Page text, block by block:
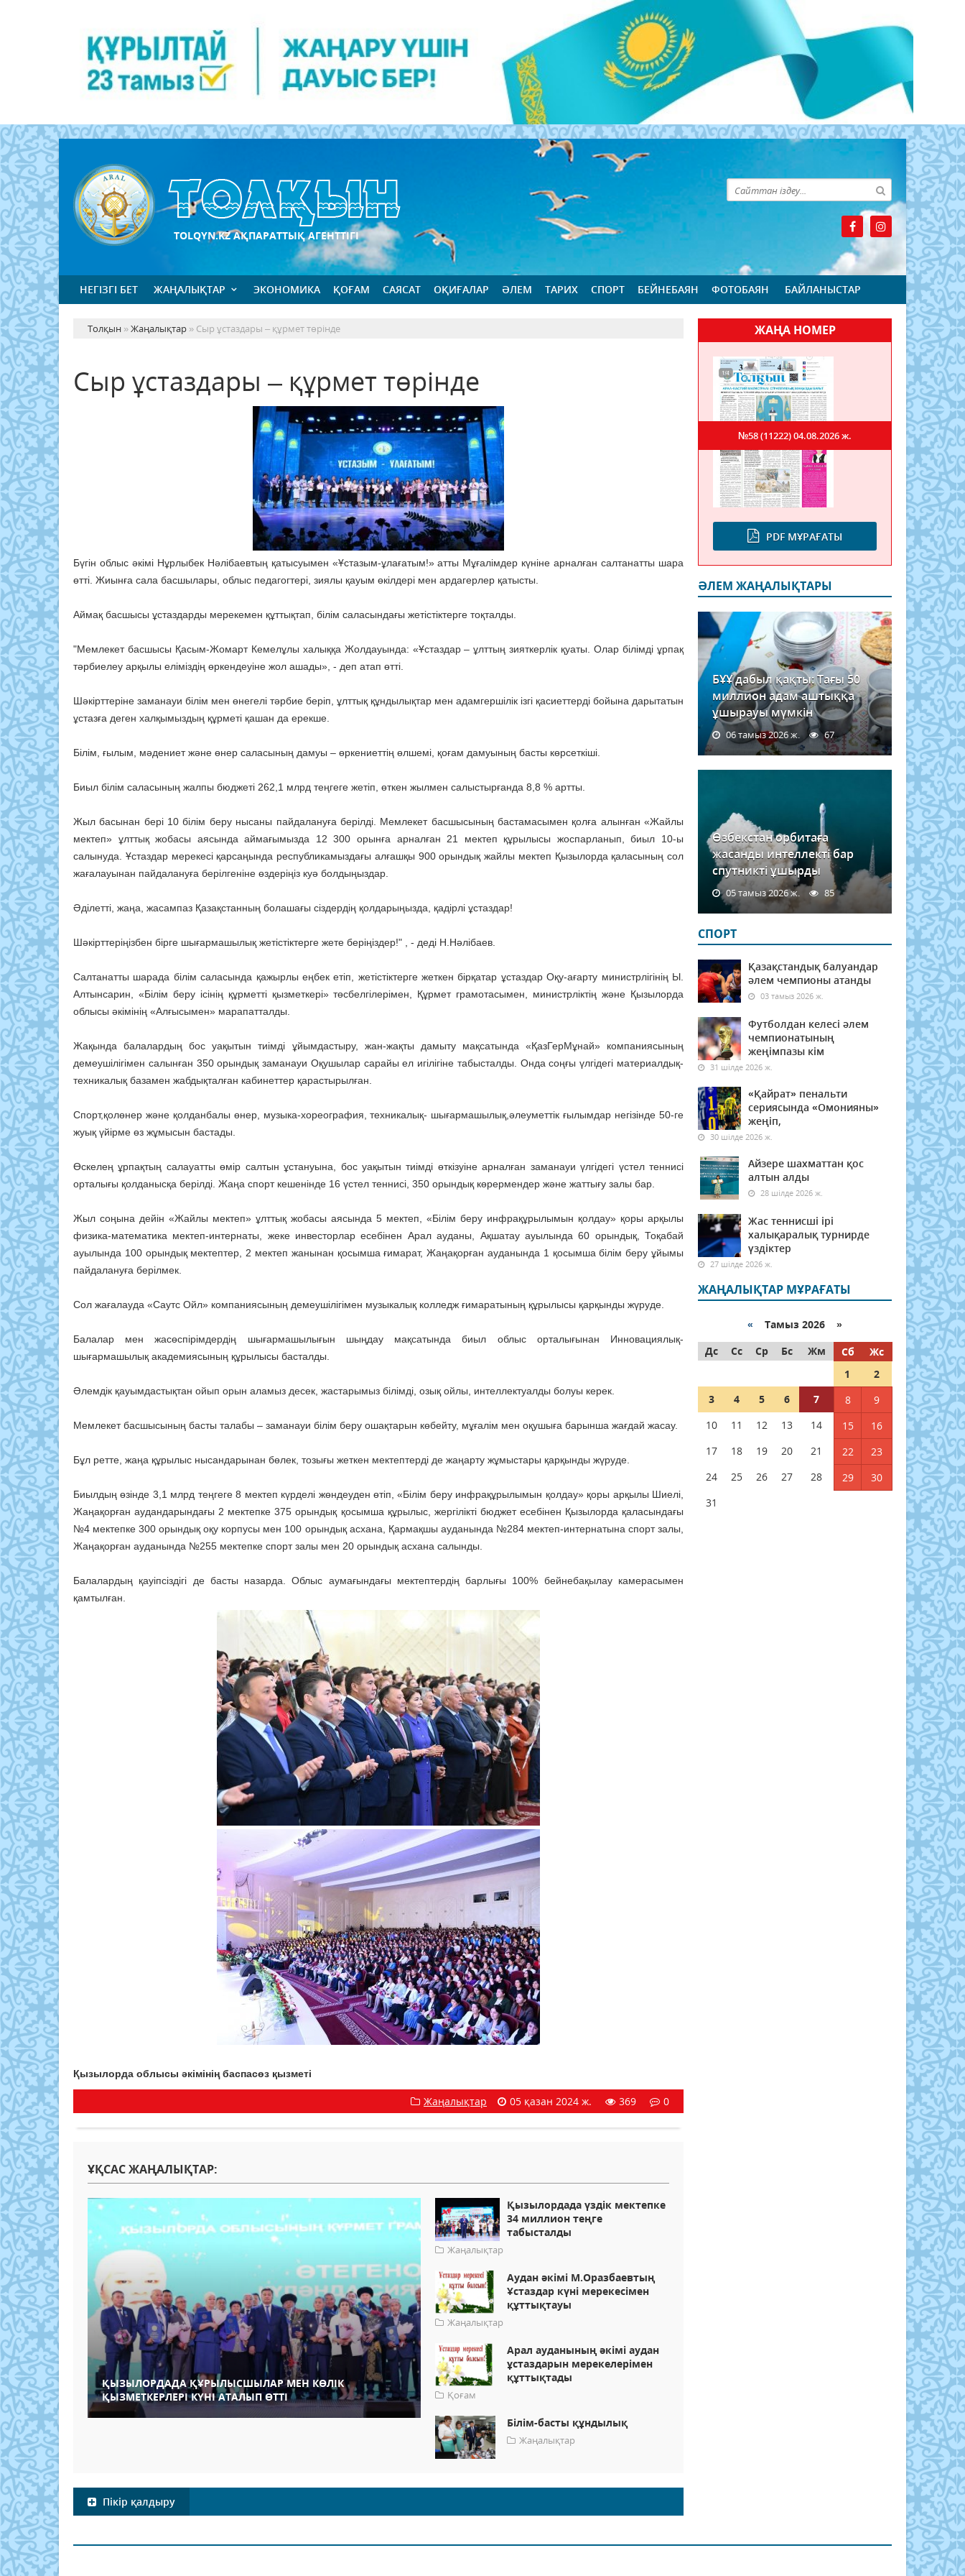
TOLQYN.KZ АҚПАРАТТЫҚ АГЕНТТІГІ
НЕГІЗГІ БЕТ ЖАҢАЛЫҚТАР ЭКОНОМИКА ҚОҒАМ САЯСАТ ОҚИҒАЛАР ӘЛЕМ ТАРИХ СПОРТ БЕЙНЕБАЯН ФОТОБАЯН БАЙЛАНЫСТАР
Толқын »Жаңалықтар » Сыр ұстаздары – құрмет төрінде
Сыр ұстаздары – құрмет төрінде
Бүгін облыс әкімі Нұрлыбек Нәлібаевтың қатысуымен «Ұстазым-ұлағатым!» атты Мұғалімдер күніне арналған салтанатты шара
өтті. Жиынға сала басшылары, облыс педагогтері, зиялы қауым өкілдері мен ардагерлер қатысты.
Аймақ басшысы ұстаздарды мерекемен құттықтап, білім саласындағы жетістіктерге тоқталды.
"Мемлекет басшысы Қасым-Жомарт Кемелұлы халыққа Жолдауында: «Ұстаздар – ұлттың зияткерлік қуаты. Олар білімді ұрпақ
тәрбиелеу арқылы еліміздің өркендеуіне жол ашады», - деп атап өтті.
Шәкірттеріне заманауи білім мен өнегелі тәрбие беріп, ұлттық құндылықтар мен адамгершілік ізгі қасиеттерді бойына дарытатын
ұстазға деген халқымыздың құрметі қашан да ерекше.
Білім, ғылым, мәдениет және өнер саласының дамуы – өркениеттің өлшемі, қоғам дамуының басты көрсеткіші.
Биыл білім саласының жалпы бюджеті 262,1 млрд теңгеге жетіп, өткен жылмен салыстырғанда 8,8 % артты.
Жыл басынан бері 10 білім беру нысаны пайдалануға берілді. Мемлекет басшысының бастамасымен қолға алынған «Жайлы
мектеп» ұлттық жобасы аясында аймағымызда 12 300 орынға арналған 21 мектеп құрылысы жоспарланып, биыл 10-ы
салынуда. Ұстаздар мерекесі қарсаңында республикамыздағы алғашқы 900 орындық жайлы мектеп Қызылорда қаласының сол
жағалауынан пайдалануға берілгеніне өздеріңіз куә болдыңыздар.
Әділетті, жаңа, жасампаз Қазақстанның болашағы сіздердің қолдарыңызда, қадірлі ұстаздар!
Шәкірттеріңізбен бірге шығармашылық жетістіктерге жете беріңіздер!" , - деді Н.Нәлібаев.
Салтанатты шарада білім саласында қажырлы еңбек етіп, жетістіктерге жеткен бірқатар ұстаздар Оқу-ағарту министрлігінің Ы.
Алтынсарин, «Білім беру ісінің құрметті қызметкері» төсбелгілерімен, Құрмет грамотасымен, министрліктің және Қызылорда
облысы әкімінің «Алғысымен» марапатталды.
Жақында балалардың бос уақытын тиімді ұйымдастыру, жан-жақты дамыту мақсатында «ҚазГерМұнай» компаниясының
демеушілігімен салынған 350 орындық заманауи Оқушылар сарайы ел игілігіне табысталды. Онда соңғы үлгідегі материалдық-
техникалық базамен жабдықталған кабинеттер қарастырылған.
Спорт,қолөнер және қолданбалы өнер, музыка-хореография, техникалық- шығармашылық,әлеуметтік ғылымдар негізінде 50-ге
жуық үйірме өз жұмысын бастады.
Өскелең ұрпақтың салауатты өмір салтын ұстануына, бос уақытын тиімді өткізуіне арналған заманауи үлгідегі үстел теннисі
орталығы қолданысқа берілді. Жаңа спорт кешенінде 16 үстел теннисі, 350 орындық көрермендер және жаттығу залы бар.
Жыл соңына дейін «Жайлы мектеп» ұлттық жобасы аясында 5 мектеп, «Білім беру инфрақұрылымын қолдау» қоры арқылы
физика-математика мектеп-интернаты, жеке инвесторлар есебінен Арал ауданы, Ақшатау ауылында 60 орындық, Тоқабай
ауылында 100 орындық мектептер, 2 мектеп жанынан қосымша ғимарат, Жаңақорған ауданында 1 қосымша білім беру ұйымы
пайдалануға берілмек.
Сол жағалауда «Саутс Ойл» компаниясының демеушілігімен музыкалық колледж ғимаратының құрылысы қарқынды жүруде.
Балалар мен жасөспірімдердің шығармашылығын шыңдау мақсатында биыл облыс орталығынан Инновациялық-
шығармашылық академиясының құрылысы басталды.
Әлемдік қауымдастықтан ойып орын аламыз десек, жастарымыз білімді, озық ойлы, интеллектуалды болуы керек.
Мемлекет басшысының басты талабы – заманауи білім беру ошақтарын көбейту, мұғалім мен оқушыға барынша жағдай жасау.
Бұл ретте, жаңа құрылыс нысандарынан бөлек, тозығы жеткен мектептерді де жаңарту жұмыстары қарқынды жүруде.
Биылдың өзінде 3,1 млрд теңгеге 8 мектеп күрделі жөндеуден өтіп, «Білім беру инфрақұрылымын қолдау» қоры арқылы Шиелі,
Жаңақорған аудандарындағы 2 мектепке 375 орындық қосымша құрылыс, жергілікті бюджет есебінен Қызылорда қаласындағы
№4 мектепке 300 орындық оқу корпусы мен 100 орындық асхана, Қармақшы ауданында №284 мектеп-интернатына спорт залы,
Жаңақорған ауданында №255 мектепке спорт залы мен 20 орындық асхана салынды.
Балалардың қауіпсіздігі де басты назарда. Облыс аумағындағы мектептердің барлығы 100% бейнебақылау камерасымен
қамтылған.
Қызылорда облысы әкімінің баспасөз қызметі
Жаңалықтар 05 қазан 2024 ж. 369 0
ҰҚСАС ЖАҢАЛЫҚТАР:
ҚЫЗЫЛОРДАДА ҚҰРЫЛЫСШЫЛАР МЕН КӨЛІК
ҚЫЗМЕТКЕРЛЕРІ КҮНІ АТАЛЫП ӨТТІ
Қызылордада үздік мектепке
34 миллион теңге
табысталды
Жаңалықтар
Аудан әкімі М.Оразбаевтың
Ұстаздар күні мерекесімен
құттықтауы
Жаңалықтар
Арал ауданының әкімі аудан
ұстаздарын мерекелерімен
құттықтады
Қоғам
Білім-басты құндылық
Жаңалықтар
Пікір қалдыру
ЖАҢА НОМЕР
PDF МҰРАҒАТЫ
№58 (11222)04.08.2026 ж.
ӘЛЕМ ЖАҢАЛЫҚТАРЫ
БҰҰ дабыл қақты: Тағы 50
миллион адам аштыққа
ұшырауы мүмкін
06 тамыз 2026 ж. 67
Өзбекстан орбитаға
жасанды интеллекті бар
спутникті ұшырды
05 тамыз 2026 ж. 85
СПОРТ
Қазақстандық балуандар
әлем чемпионы атанды
03 тамыз 2026 ж.
Футболдан келесі әлем
чемпионатының
жеңімпазы кім
31 шілде 2026 ж.
«Қайрат» пенальти
сериясында «Омонияны»
жеңіп,
30 шілде 2026 ж.
Айзере шахматтан қос
алтын алды
28 шілде 2026 ж.
Жас теннисші ірі
халықаралық турнирде
үздіктер
27 шілде 2026 ж.
ЖАҢАЛЫҚТАР МҰРАҒАТЫ
« Тамыз 2026 »
Дс
Сс Ср Бс Жм Сб
Жс
1
2
3
4 5 6 7 8
9
10
11 12 13 14 15
16
17
18 19 20 21 22
23
24
25 26 27 28 29
30
31